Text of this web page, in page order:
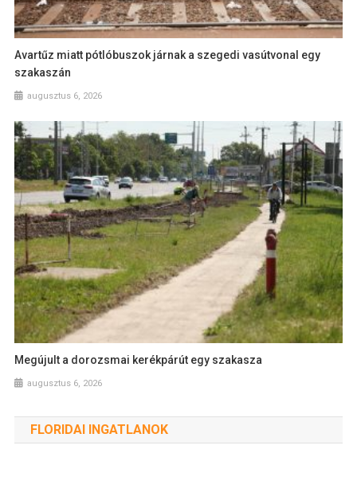
Avartűz miatt pótlóbuszok járnak a szegedi vasútvonal egy
szakaszán
augusztus 6, 2026
Megújult a dorozsmai kerékpárút egy szakasza
augusztus 6, 2026
FLORIDAI INGATLANOK